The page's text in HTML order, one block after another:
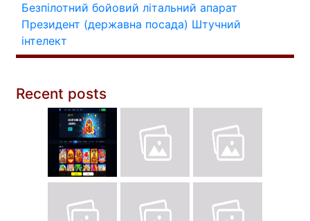
Безпілотний бойовий літальний апарат
Президент (державна посада) Штучний
інтелект
Recent posts